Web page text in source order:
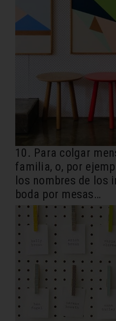
10. Para colgar
familia, o, por
los nombres de los
boda por mesas…